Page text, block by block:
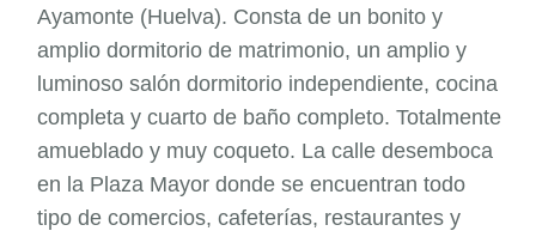
Ayamonte (Huelva). Consta de un bonito y
amplio dormitorio de matrimonio, un amplio y
luminoso salón dormitorio independiente, cocina
completa y cuarto de baño completo. Totalmente
amueblado y muy coqueto. La calle desemboca
en la Plaza Mayor donde se encuentran todo
tipo de comercios, cafeterías, restaurantes y